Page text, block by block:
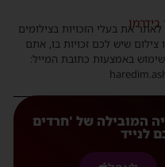
בידרמןאת בעלי הזכויות בצילומים
צילום שיש לכם זכויות בו, אתם
באמצעות כתובת המייל:
המובילה של 'חרדים
לנייד